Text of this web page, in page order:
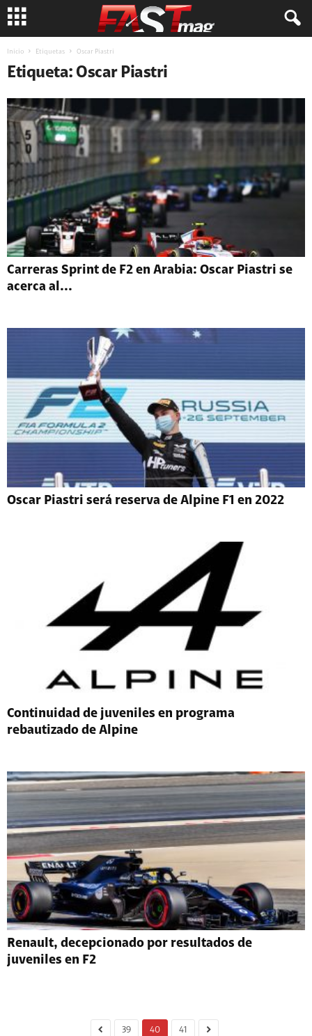
Inicio Etiquetas Oscar Piastri
Etiqueta: Oscar Piastri
Carreras Sprint de F2 en Arabia: Oscar Piastri se
acerca al...
Oscar Piastri será reserva de Alpine F1 en 2022
Continuidad de juveniles en programa
rebautizado de Alpine
Renault, decepcionado por resultados de
juveniles en F2
39 40 41